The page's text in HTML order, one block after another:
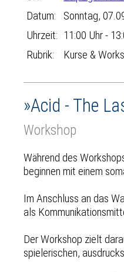
Datum:
Sonntag,
Uhrzeit: 11:00 Uhr -
Rubrik:
Kurse &
»Acid - The
Workshop
Während des
beginnen mit einem
Im Anschluss an das
als
Der Workshop zielt
spielerischen,